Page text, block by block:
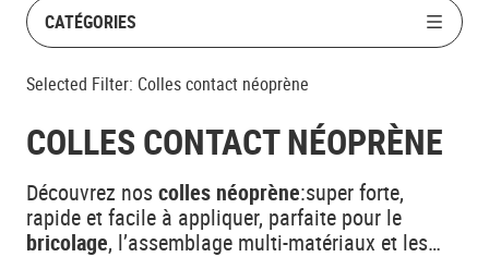
CATÉGORIES
Selected Filter: Colles contact néoprène
COLLES CONTACT NÉOPRÈNE
Découvrez nos colles néoprène:super forte,
rapide et facile à appliquer, parfaite pour le
bricolage, l’assemblage multi-matériaux et les